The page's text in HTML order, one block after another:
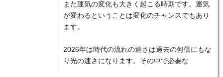
また運気の変化も大きく起こる時期です。運気
が変わるということは変化のチャンスでもあり
ます。
2026年は時代の流れの速さは過去の何倍にもな
り光の速さになります。その中で必要な